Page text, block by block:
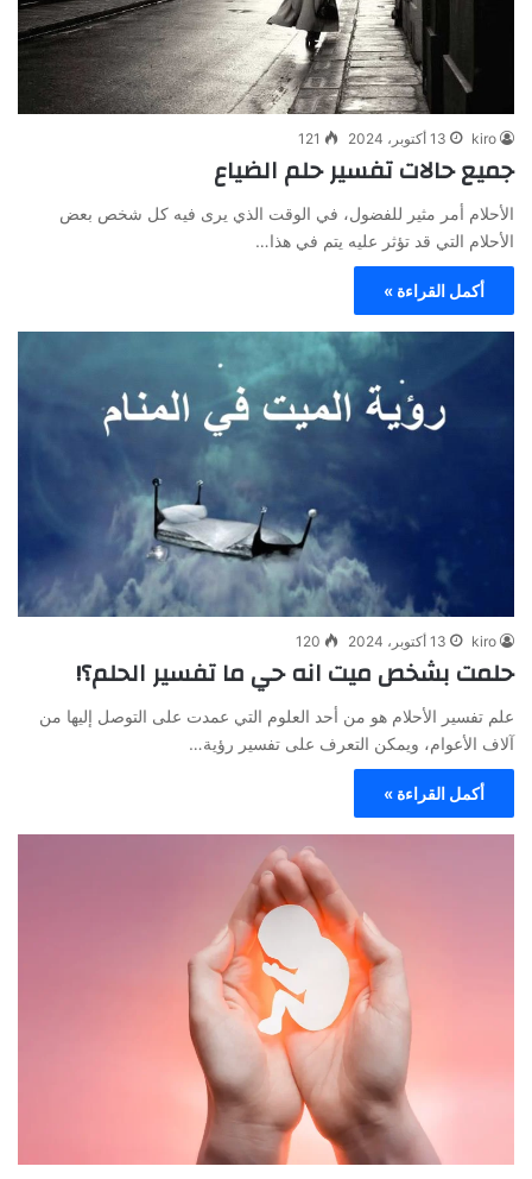
kiro 13 أكتوبر، 2024 121
جميع حالات تفسير حلم الضياع
الأحلام أمر مثير للفضول، في الوقت الذي يرى فيه كل شخص بعض
الأحلام التي قد تؤثر عليه يتم في هذا…
أكمل القراءة »
kiro 13 أكتوبر، 2024 120
حلمت بشخص ميت انه حي ما تفسير الحلم؟!
علم تفسير الأحلام هو من أحد العلوم التي عمدت على التوصل إليها من
آلاف الأعوام، ويمكن التعرف على تفسير رؤية…
أكمل القراءة »